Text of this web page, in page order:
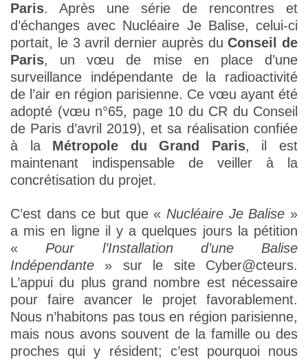
Paris. Après une série de rencontres et
d’échanges avec Nucléaire Je Balise, celui-ci
portait, le 3 avril dernier auprès duConseil de
Paris, un vœu de mise en place d’une
surveillance indépendante de la radioactivité
de l’air en région parisienne. Ce vœu ayant été
adopté (vœu n°65, page 10 du CR du Conseil
de Paris d’avril 2019), et sa réalisation confiée
à la Métropole du Grand Paris, il est
maintenant indispensable de veiller à la
concrétisation du projet.
C’est dans ce but que « Nucléaire Je Balise »
a mis en ligne il y a quelques jours la pétition
« Pour l’Installation d’une Balise
Indépendante » sur le site Cyber@cteurs.
L’appui du plus grand nombre est nécessaire
pour faire avancer le projet favorablement.
Nous n’habitons pas tous en région parisienne,
mais nous avons souvent de la famille ou des
proches qui y résident; c’est pourquoi nous